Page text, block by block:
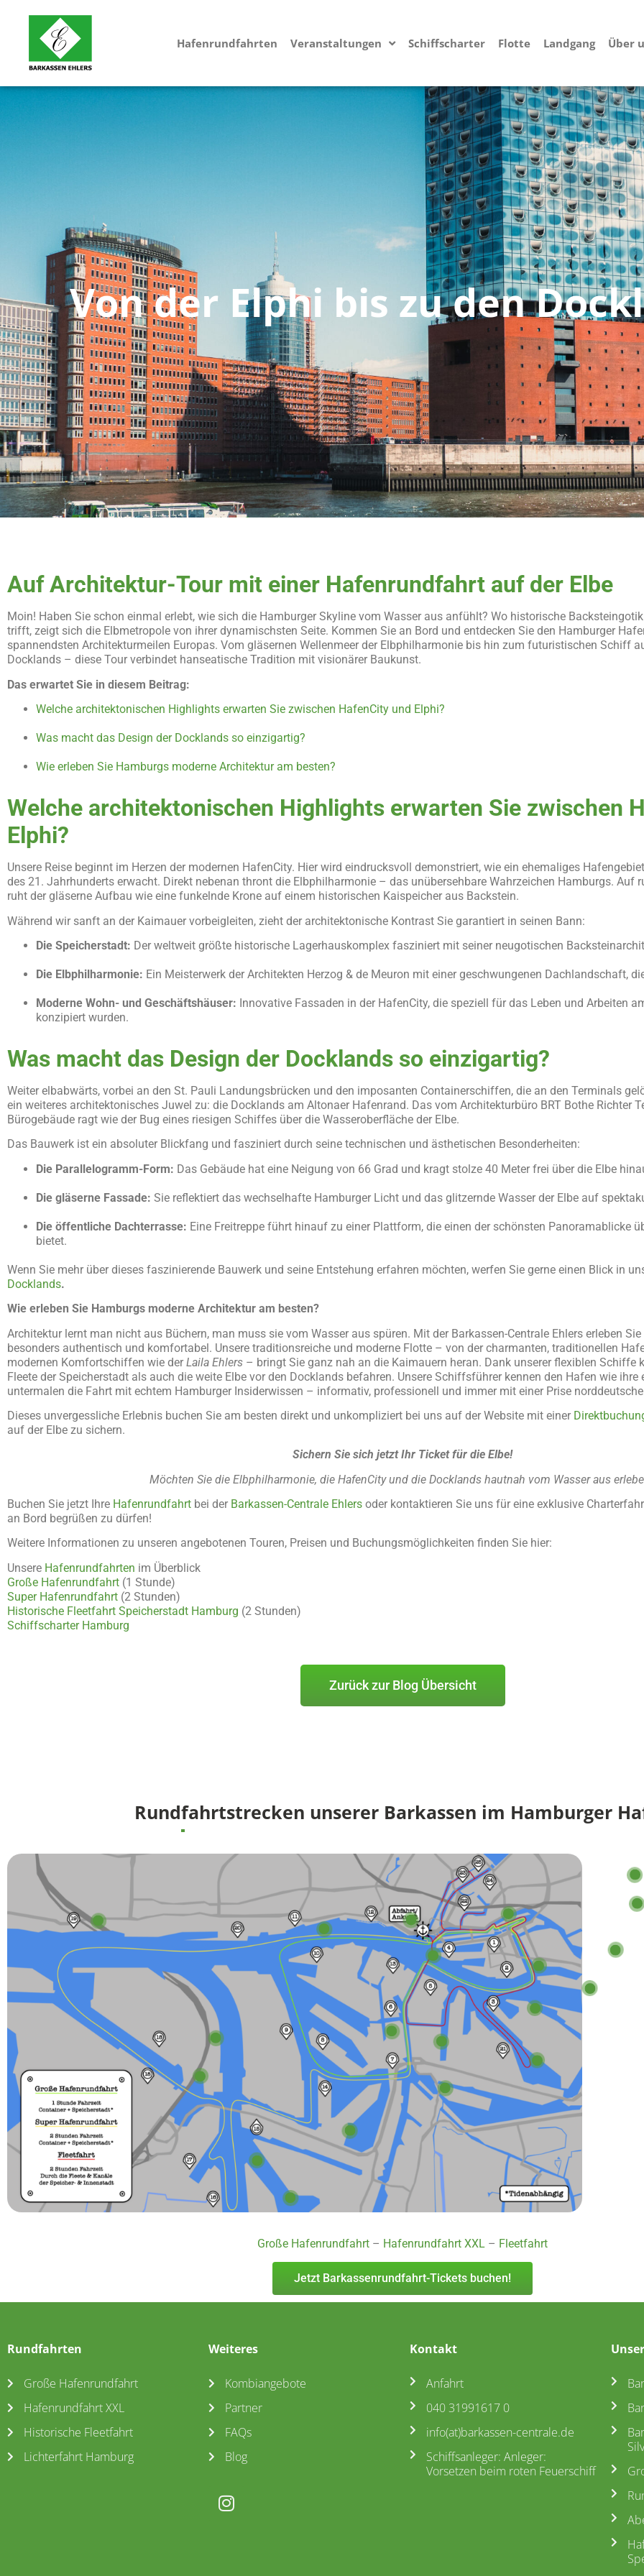
Hafenrundfahrten Veranstaltungen Schiffscharter Flotte Landgang Über
Von der Elphi bis zu den
Auf Architektur-Tour mit einer Hafenrundfahrt auf der Elbe
Moin! Haben Sie schon einmal erlebt, wie sich die Hamburger Skyline vom Wasser aus anfühlt? Wo historische
trifft, zeigt sich die Elbmetropole von ihrer dynamischsten Seite. Kommen Sie an Bord und entdecken Sie den Hamburger
spannendsten Architekturmeilen Europas. Vom gläsernen Wellenmeer der Elbphilharmonie bis hin zum futuristischen Schiff
Docklands – diese Tour verbindet hanseatische Tradition mit visionärer Baukunst.
Das erwartet Sie in diesem Beitrag:
Welche architektonischen Highlights erwarten Sie zwischen HafenCity und Elphi?
Was macht das Design der Docklands so einzigartig?
Wie erleben Sie Hamburgs moderne Architektur am besten?
Welche architektonischen Highlights erwarten Sie zwischen
Elphi?
Unsere Reise beginnt im Herzen der modernen HafenCity. Hier wird eindrucksvoll demonstriert, wie ein ehemaliges
des 21. Jahrhunderts erwacht. Direkt nebenan thront die Elbphilharmonie – das unübersehbare Wahrzeichen Hamburgs. Auf
ruht der gläserne Aufbau wie eine funkelnde Krone auf einem historischen Kaispeicher aus Backstein.
Während wir sanft an der Kaimauer vorbeigleiten, zieht der architektonische Kontrast Sie garantiert in seinen Bann:
Die Speicherstadt: Der weltweit größte historische Lagerhauskomplex fasziniert mit seiner neugotischen
Die Elbphilharmonie: Ein Meisterwerk der Architekten Herzog & de Meuron mit einer geschwungenen Dachlandschaft,
Moderne Wohn- und Geschäftshäuser: Innovative Fassaden in der HafenCity, die speziell für das Leben und Arbeiten
konzipiert wurden.
Was macht das Design der Docklands so einzigartig?
Weiter elbabwärts, vorbei an den St. Pauli Landungsbrücken und den imposanten Containerschiffen, die an den Terminals
ein weiteres architektonisches Juwel zu: die Docklands am Altonaer Hafenrand. Das vom Architekturbüro BRT Bothe Richter
Bürogebäude ragt wie der Bug eines riesigen Schiffes über die Wasseroberfläche der Elbe.
Das Bauwerk ist ein absoluter Blickfang und fasziniert durch seine technischen und ästhetischen Besonderheiten:
Die Parallelogramm-Form: Das Gebäude hat eine Neigung von 66 Grad und kragt stolze 40 Meter frei über die Elbe
Die gläserne Fassade: Sie reflektiert das wechselhafte Hamburger Licht und das glitzernde Wasser der Elbe auf
Die öffentliche Dachterrasse: Eine Freitreppe führt hinauf zu einer Plattform, die einen der schönsten Panoramablicke
bietet.
Wenn Sie mehr über dieses faszinierende Bauwerk und seine Entstehung erfahren möchten, werfen Sie gerne einen Blick in
Docklands.
Wie erleben Sie Hamburgs moderne Architektur am besten?
Architektur lernt man nicht aus Büchern, man muss sie vom Wasser aus spüren. Mit der Barkassen-Centrale Ehlers erleben
besonders authentisch und komfortabel. Unsere traditionsreiche und moderne Flotte – von der charmanten, traditionellen
modernen Komfortschiffen wie der Laila Ehlers – bringt Sie ganz nah an die Kaimauern heran. Dank unserer flexiblen Schiffe
Fleete der Speicherstadt als auch die weite Elbe vor den Docklands befahren. Unsere Schiffsführer kennen den Hafen wie ihre
untermalen die Fahrt mit echtem Hamburger Insiderwissen – informativ, professionell und immer mit einer Prise
Dieses unvergessliche Erlebnis buchen Sie am besten direkt und unkompliziert bei uns auf der Website mit einer
auf der Elbe zu sichern.
Sichern Sie sich jetzt Ihr Ticket für die Elbe!
Möchten Sie die Elbphilharmonie, die HafenCity und die Docklands hautnah vom Wasser aus
Buchen Sie jetzt Ihre Hafenrundfahrt bei der Barkassen-Centrale Ehlers oder kontaktieren Sie uns für eine exklusive
an Bord begrüßen zu dürfen!
Weitere Informationen zu unseren angebotenen Touren, Preisen und Buchungsmöglichkeiten finden Sie hier:
Unsere Hafenrundfahrten im Überblick
Große Hafenrundfahrt (1 Stunde)
Super Hafenrundfahrt (2 Stunden)
Historische Fleetfahrt Speicherstadt Hamburg (2 Stunden)
Schiffscharter Hamburg
Zurück zur Blog Übersicht
Rundfahrtstrecken unserer Barkassen im Hamburger
Große Hafenrundfahrt – Hafenrundfahrt XXL – Fleetfahrt
Jetzt Barkassenrundfahrt-Tickets buchen!
Rundfahrten
Große Hafenrundfahrt
Hafenrundfahrt XXL
Historische Fleetfahrt
Lichterfahrt Hamburg
Weiteres
Kombiangebote
Partner
FAQs
Blog
Kontakt
Anfahrt
040 31991617 0
info(at)barkassen-centrale.de
Schiffsanleger: Anleger:
Vorsetzen beim roten Feuerschiff